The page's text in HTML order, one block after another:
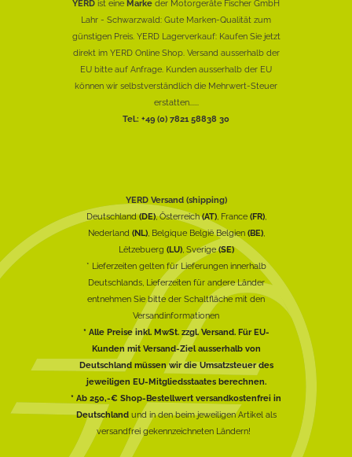
YERD ist eine Marke der Motorgeräte Fischer GmbH
Lahr - Schwarzwald: Gute Marken-Qualität zum
günstigen Preis. YERD Lagerverkauf: Kaufen Sie jetzt
direkt im YERD Online Shop. Versand ausserhalb der
EU bitte auf Anfrage. Kunden ausserhalb der EU
können wir selbstverständlich die Mehrwert-Steuer
erstatten......
Tel.: +49 (0) 7821 58838 30
YERD Versand (shipping)
Deutschland(DE), Österreich(AT), France (FR),
Nederland (NL), Belgique België Belgien (BE),
Lëtzebuerg (LU), Sverige(SE)
* Lieferzeiten gelten für Lieferungen innerhalb
Deutschlands, Lieferzeiten für andere Länder
entnehmen Sie bitte der Schaltfläche mit den
Versandinformationen
* Alle Preise inkl. MwSt. zzgl. Versand. Für EU-
Kunden mit Versand-Ziel ausserhalb von
Deutschland müssen wir die Umsatzsteuer des
jeweiligen EU-Mitgliedsstaates berechnen.
* Ab 250,-€ Shop-Bestellwert versandkostenfrei in
Deutschlandund in den beim jeweiligen Artikel als
versandfrei gekennzeichneten Ländern!